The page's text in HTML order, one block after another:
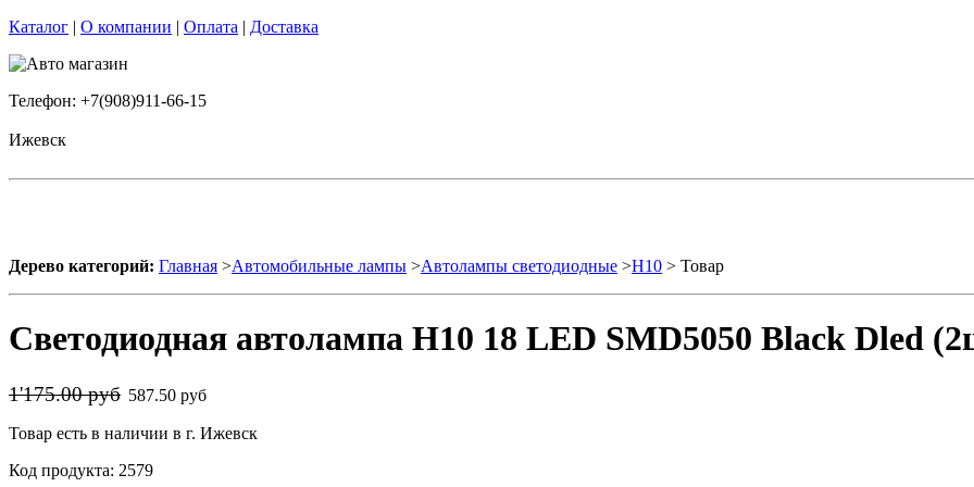
Каталог | О компании | Оплата | Доставка
Телефон: +7(908)911-66-15
Ижевск
Дерево категорий: Главная >Автомобильные лампы >Автолампы светодиодные >H10 > Товар
Светодиодная автолампа H10 18 LED SMD5050 Black Dled
1'175.00 руб 587.50 руб
Товар есть в наличии в г. Ижевск
Код продукта: 2579